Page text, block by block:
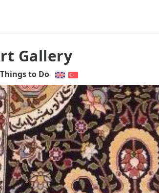
Gallery
Things to Do